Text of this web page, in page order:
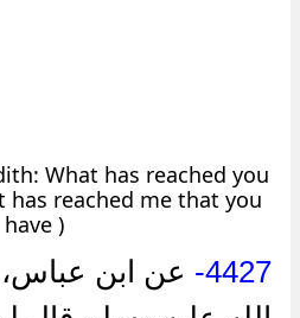
What has reached you
has reached me that you
have )
4427-
عن ابن